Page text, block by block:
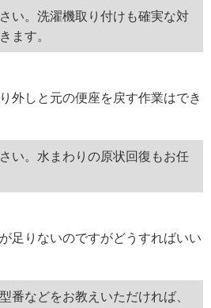
い。洗濯機取り付けも確実な対
ます。
外しと元の便座を戻す作業はでき
い。水まわりの原状回復もお任
足りないのですがどうすればいい
番などをお教えいただければ、